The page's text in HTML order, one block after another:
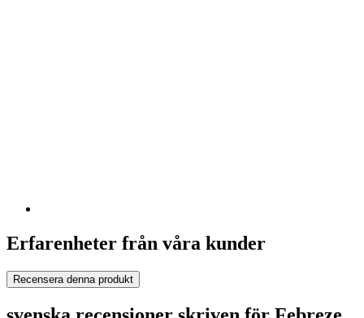
Erfarenheter från våra kunder
Recensera denna produkt